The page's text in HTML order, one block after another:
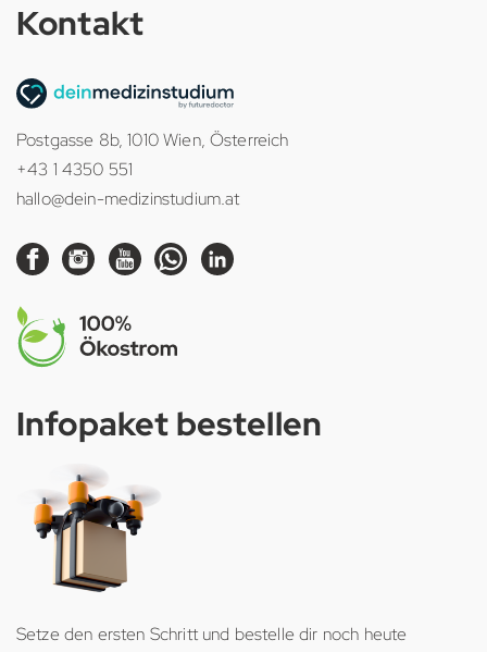
Kontakt
Postgasse 8b, 1010 Wien, Österreich
+43 1 4350 551
hallo@dein-medizinstudium.at
Infopaket bestellen
Setze den ersten Schritt und bestelle dir noch heute